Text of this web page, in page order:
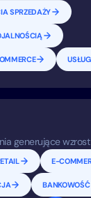
SPRZEDAŻY
generujące
E-
BANKOWOŚĆ